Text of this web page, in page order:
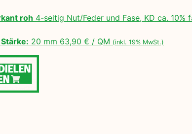
roh 4-seitig Nut/Feder und Fase, KD ca.
Stärke: 20 mm 63,90 € / QM (inkl. 19% MwSt.)